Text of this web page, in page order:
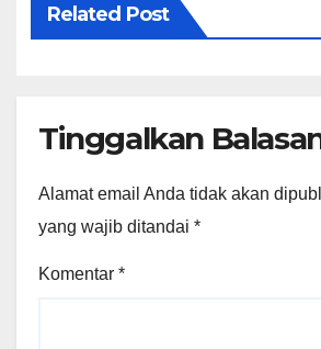
Related Post
Tinggalkan
Alamat email Anda tidak akan
yang wajib ditandai *
Komentar *